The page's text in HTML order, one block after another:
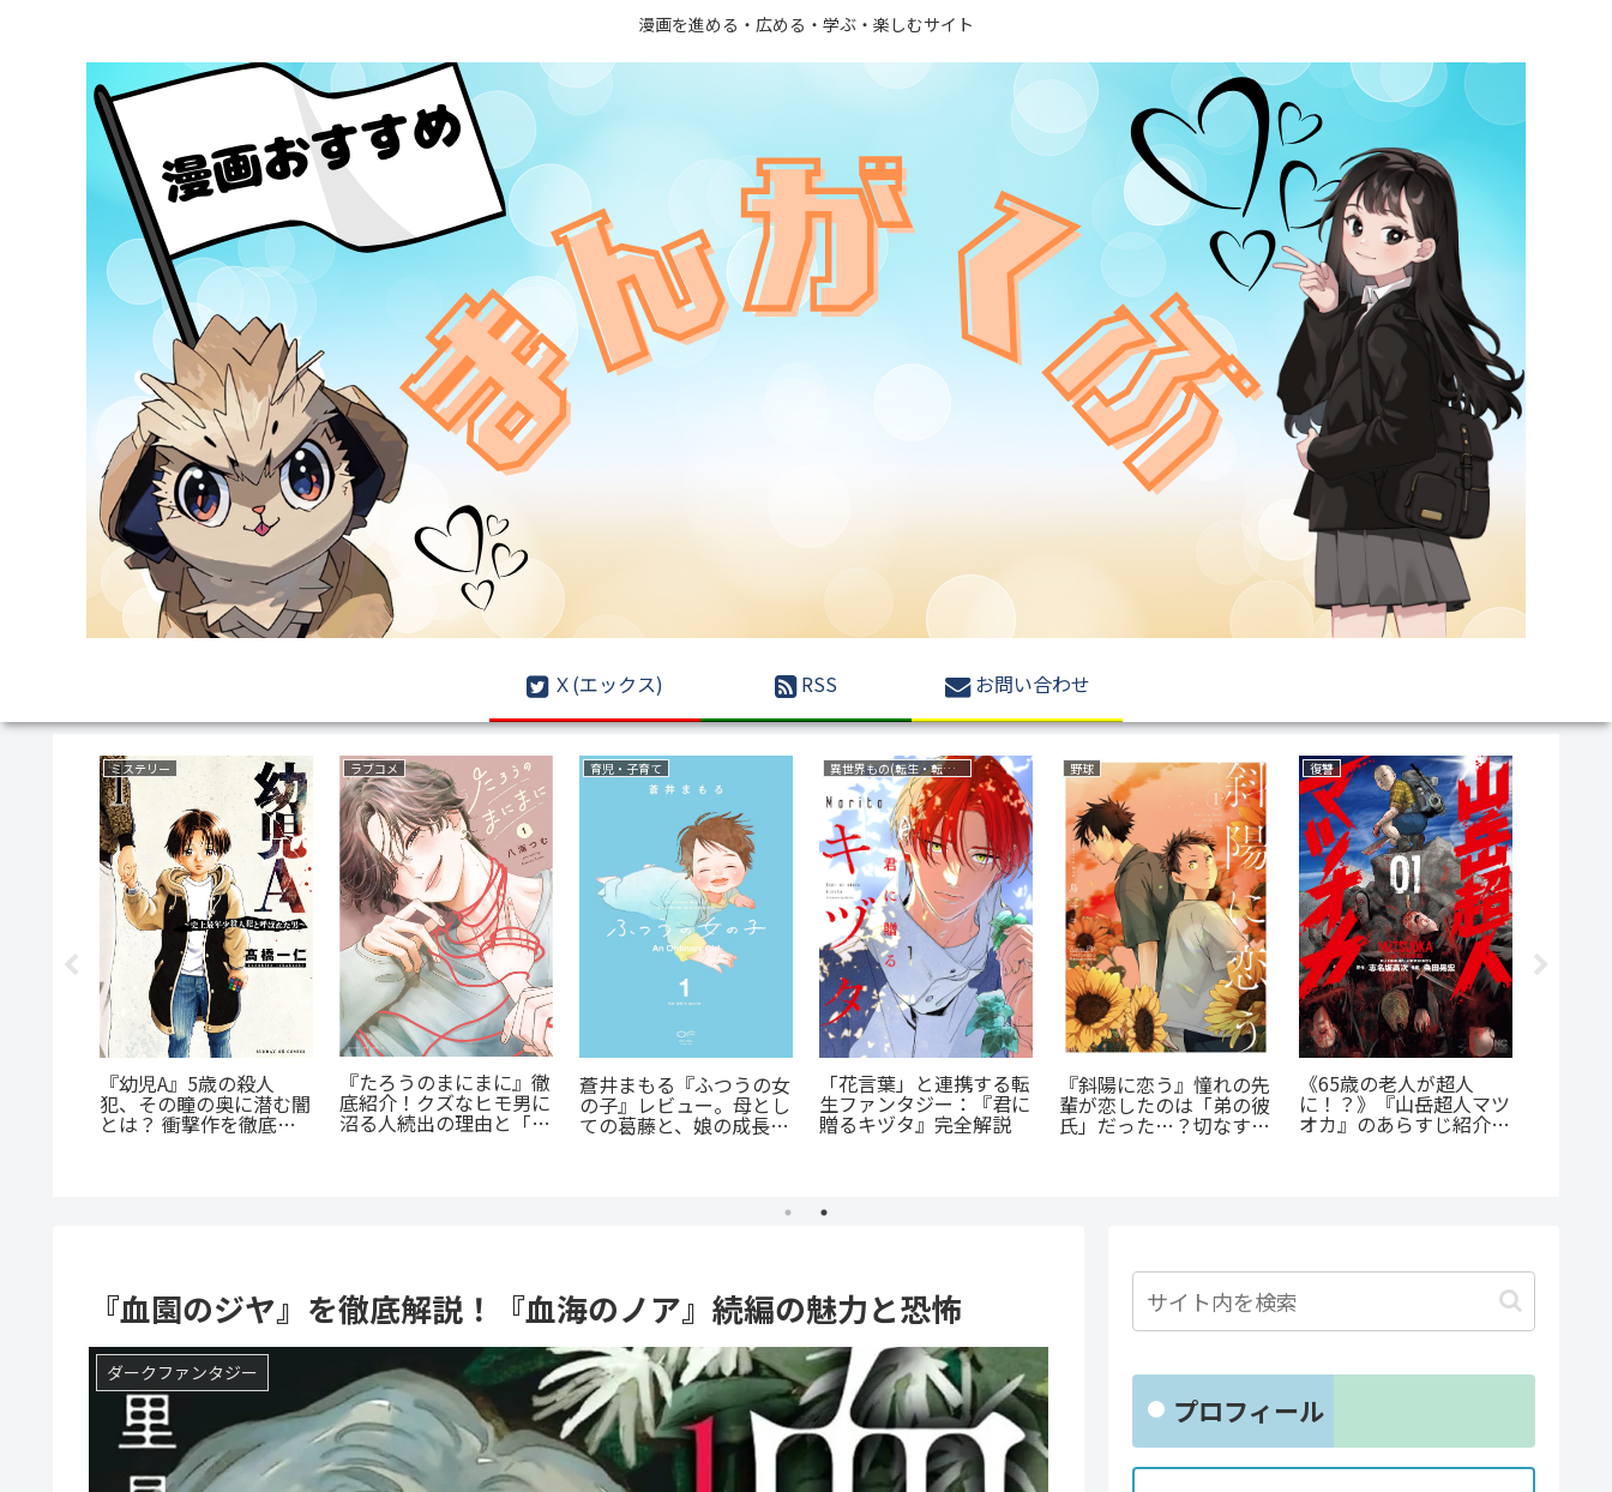
漫画を進める・広める・学ぶ・楽しむサイト
Ｘ(エックス) RSS お問い合わせ
ミステリー
『幼児A』5歳の殺人
犯、その瞳の奥に潜む闇
とは？ 衝撃作を徹底解
ラブコメ
『たろうのまにまに』徹
底紹介！クズなヒモ男に
沼る人続出の理由と「ま
にまに」の意味とは？
育児・子育て
蒼井まもる『ふつうの女
の子』レビュー。母とし
ての葛藤と、娘の成長に
涙が止まらない
異世界もの(転生・転移・成り上がり・異世界ファンタジー)
「花言葉」と連携する転
生ファンタジー：『君に
贈るキヅタ』完全解説
野球
『斜陽に恋う』憧れの先
輩が恋したのは「弟の彼
氏」だった…？切なすぎ
復讐
《65歳の老人が超人
に！？》『山岳超人マツ
オカ』のあらすじ紹介：
『血園のジヤ』を徹底解説！『血海のノア』続編の魅力と恐怖
ダークファンタジー
プロフィール